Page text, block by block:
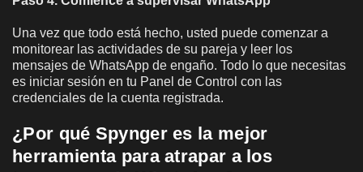
Una vez que todo está hecho, usted puede comenzar a
monitorear las actividades de su pareja y leer los
mensajes de WhatsApp de engaño. Todo lo que necesitas
es iniciar sesión en tu Panel de Control con las
credenciales de la cuenta registrada.
¿Por qué Spynger es la mejor
herramienta para atrapar a los